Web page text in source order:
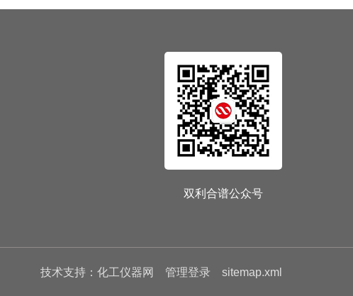
双利合谱公众号
技术支持： 化工仪器网 管理登录 sitemap.xml